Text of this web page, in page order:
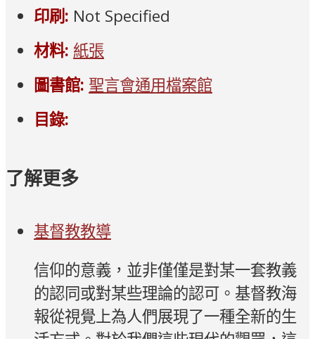
印刷: Not Specified
材料: 紙張
圖書館: 聖言會通用檔案館
目錄:
了解更多
基督教教導
信仰的意義，並非僅僅是對某一套教義
的認同或對某些理論的認可。基督教海
報從視覺上為人們展現了一種全新的生